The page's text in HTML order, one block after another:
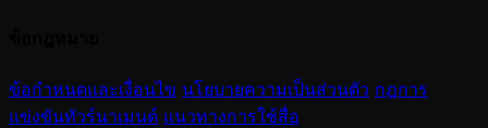
ข้อกำหนดและเงื่อนไข นโยบายความเป็นส่วนตัว กฎการ
แข่งขันทัวร์นาเมนต์ แนวทางการใช้สื่อ